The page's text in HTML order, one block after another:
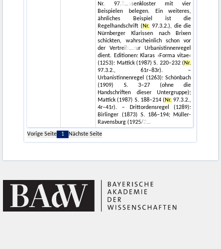
Nr. 97.3
ssenkloster mit vier
Beispielen belegen. Ein weiteres,
ähnliches Beispiel ist die
Regelhandschrift (Nr. 97.3.2.), die die
Nürnberger Klarissen nach Brixen
schickten, wahrscheinlich schon vor
der Vertreib
zur Urbanistinnenregel
dient. Editionen: Klaras ›Forma vitae‹
(1253): Mattick (1987) S. 220–232 (Nr.
97.3.2., 61r–83r). –
Urbanistinnenregel (1263): Schönbach
(1909) S. 3–27 (ohne die
Handschriften dieser Untergruppe);
Mattick (1987) S. 188–214 (Nr. 97.3.2.,
4r–41r). – Drittordensregel (1289):
Birlinger (1873) S. 186–194; Müller-
Ravensburg (1925/2
Vorige Seite
1 Nächste Seite